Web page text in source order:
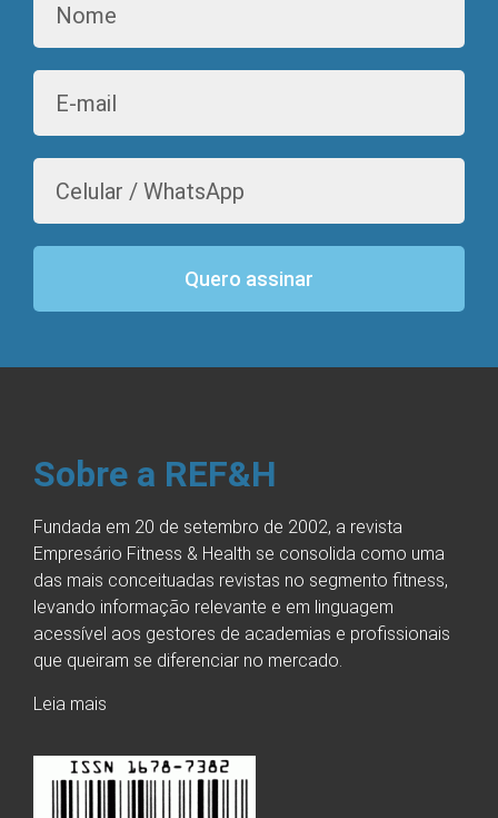
Quero assinar
Sobre a REF&H
Fundada em 20 de setembro de 2002, a revista
Empresário Fitness & Health se consolida como uma
das mais conceituadas revistas no segmento fitness,
levando informação relevante e em linguagem
acessível aos gestores de academias e profissionais
que queiram se diferenciar no mercado.
Leia mais